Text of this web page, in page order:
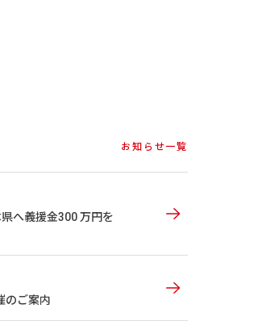
お知らせ一覧
へ義援金300 万円を
のご案内